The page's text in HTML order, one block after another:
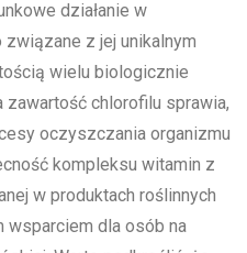
działanie w
z jej unikalnym
wielu biologicznie
chlorofilu sprawia,
oczyszczania organizmu
kompleksu witamin z
w produktach roślinnych
wsparciem dla osób na